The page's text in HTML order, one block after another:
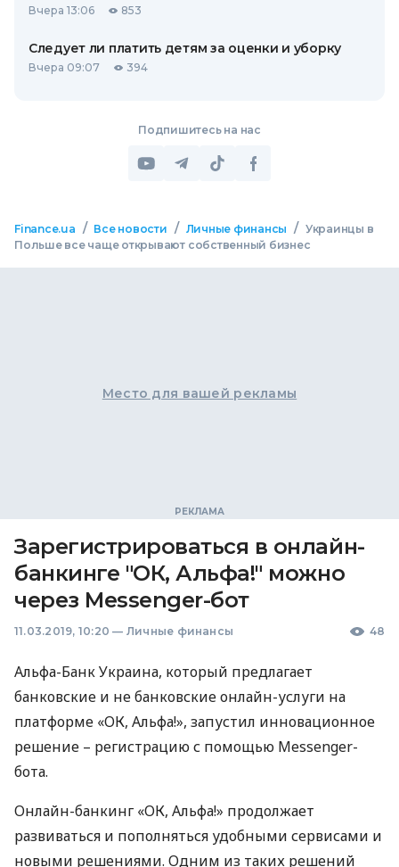
Вчера 13:06 853
Следует ли платить детям за оценки и уборку
Вчера 09:07 394
Подпишитесь на нас
Finance.ua / Все новости / Личные финансы / Украинцы в
Польше все чаще открывают собственный бизнес
Место для вашей рекламы
Зарегистрироваться в онлайн-
банкинге "ОК, Альфа!" можно
через Messenger-бот
11.03.2019, 10:20 — Личные финансы 48
Альфа-Банк Украина, который предлагает
банковские и не банковские онлайн-услуги на
платформе «ОК, Альфа!», запустил инновационное
решение – регистрацию с помощью Messenger-
бота.
Онлайн-банкинг «ОК, Альфа!» продолжает
развиваться и пополняться удобными сервисами и
новыми решениями. Одним из таких решений